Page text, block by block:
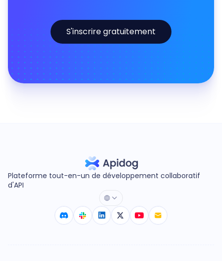
S'inscrire gratuitement
Plateforme tout-en-un de développement collaboratif
d'API